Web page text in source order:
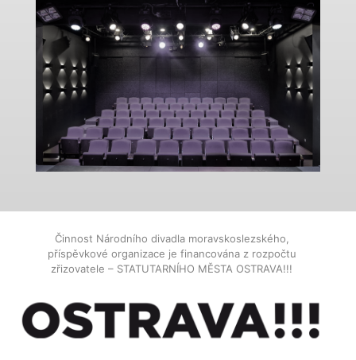
Činnost Národního divadla moravskoslezského,
příspěvkové organizace je financována z rozpočtu
zřizovatele – STATUTARNÍHO MĚSTA OSTRAVA!!!